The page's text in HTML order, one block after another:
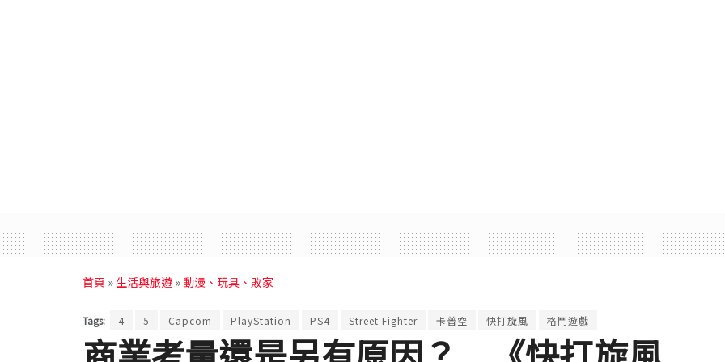
首頁 » 生活與旅遊 » 動漫、玩具、敗家
Tags: 4 5 Capcom PlayStation PS4 Street Fighter 卡普空 快打旋風 格鬥遊戲